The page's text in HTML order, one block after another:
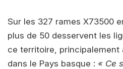
Sur les 327 rames X73500
plus de 50 desservent les
ce territoire, principalement
dans le Pays basque : « Ce